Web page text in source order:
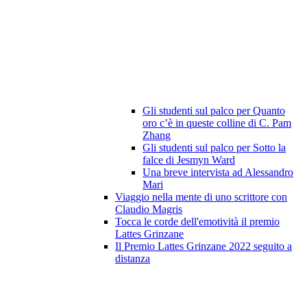
Gli studenti sul palco per Quanto
oro c’è in queste colline di C. Pam
Zhang
Gli studenti sul palco per Sotto la
falce di Jesmyn Ward
Una breve intervista ad Alessandro
Mari
Viaggio nella mente di uno scrittore con
Claudio Magris
Tocca le corde dell'emotività il premio
Lattes Grinzane
Il Premio Lattes Grinzane 2022 seguito a
distanza